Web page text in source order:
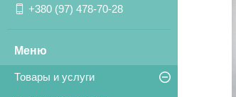
+380 (97) 478-70-28
Товары и услуги